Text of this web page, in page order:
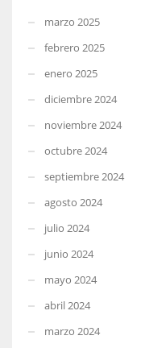
marzo 2025
febrero 2025
enero 2025
diciembre 2024
noviembre 2024
octubre 2024
septiembre 2024
agosto 2024
julio 2024
junio 2024
mayo 2024
abril 2024
marzo 2024